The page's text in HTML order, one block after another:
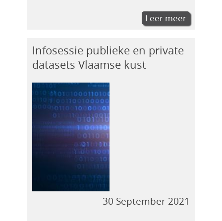
Leer meer
Infosessie publieke en private
datasets Vlaamse kust
30 September 2021